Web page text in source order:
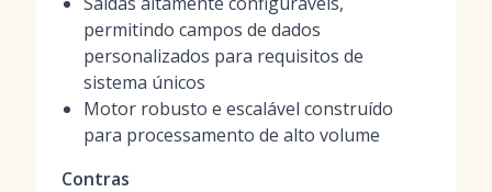
permitindo campos de dados
personalizados para requisitos de
sistema únicos
Motor robusto e escalável construído
para processamento de alto volume
Contras